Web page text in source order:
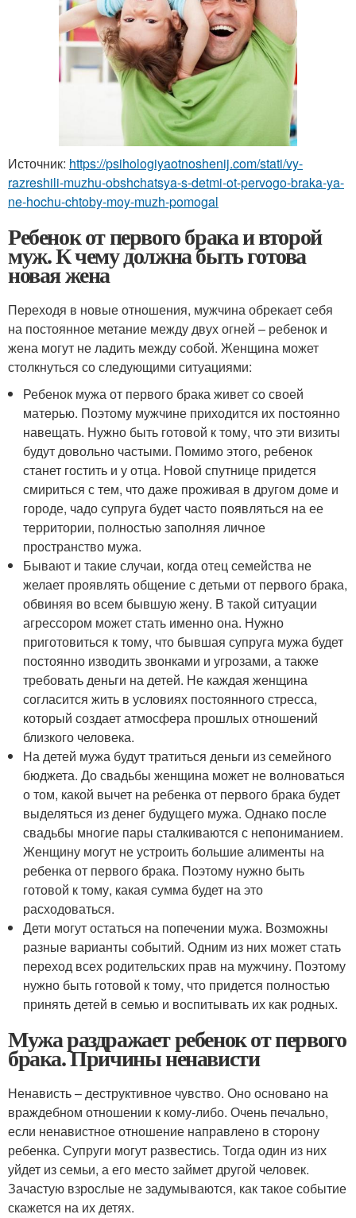
Источник: https://psihologiyaotnoshenij.com/stati/vy-
razreshili-muzhu-obshchatsya-s-detmi-ot-pervogo-braka-ya-
ne-hochu-chtoby-moy-muzh-pomogal
Ребенок от первого брака и второй
муж. К чему должна быть готова
новая жена
Переходя в новые отношения, мужчина обрекает себя
на постоянное метание между двух огней – ребенок и
жена могут не ладить между собой. Женщина может
столкнуться со следующими ситуациями:
Ребенок мужа от первого брака живет со своей
матерью. Поэтому мужчине приходится их постоянно
навещать. Нужно быть готовой к тому, что эти визиты
будут довольно частыми. Помимо этого, ребенок
станет гостить и у отца. Новой спутнице придется
смириться с тем, что даже проживая в другом доме и
городе, чадо супруга будет часто появляться на ее
территории, полностью заполняя личное
пространство мужа.
Бывают и такие случаи, когда отец семейства не
желает проявлять общение с детьми от первого брака,
обвиняя во всем бывшую жену. В такой ситуации
агрессором может стать именно она. Нужно
приготовиться к тому, что бывшая супруга мужа будет
постоянно изводить звонками и угрозами, а также
требовать деньги на детей. Не каждая женщина
согласится жить в условиях постоянного стресса,
который создает атмосфера прошлых отношений
близкого человека.
На детей мужа будут тратиться деньги из семейного
бюджета. До свадьбы женщина может не волноваться
о том, какой вычет на ребенка от первого брака будет
выделяться из денег будущего мужа. Однако после
свадьбы многие пары сталкиваются с непониманием.
Женщину могут не устроить большие алименты на
ребенка от первого брака. Поэтому нужно быть
готовой к тому, какая сумма будет на это
расходоваться.
Дети могут остаться на попечении мужа. Возможны
разные варианты событий. Одним из них может стать
переход всех родительских прав на мужчину. Поэтому
нужно быть готовой к тому, что придется полностью
принять детей в семью и воспитывать их как родных.
Мужа раздражает ребенок от первого
брака. Причины ненависти
Ненависть – деструктивное чувство. Оно основано на
враждебном отношении к кому-либо. Очень печально,
если ненавистное отношение направлено в сторону
ребенка. Супруги могут развестись. Тогда один из них
уйдет из семьи, а его место займет другой человек.
Зачастую взрослые не задумываются, как такое событие
скажется на их детях.